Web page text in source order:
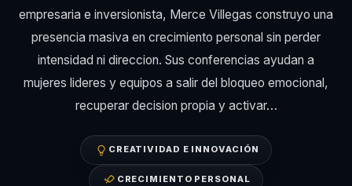
empresaria e inversionista, Merce Villegas construyo una
presencia masiva en crecimiento personal sin perder
intensidad ni direccion. Sus conferencias ayudan a
mujeres lideres y equipos a salir del bloqueo emocional,
recuperar decision propia y activar…
CREATIVIDAD E INNOVACIÓN
CRECIMIENTO PERSONAL